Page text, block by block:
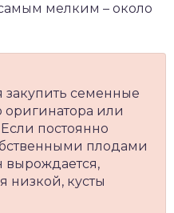
мелким – около
закупить семенные
оригинатора или
постоянно
плодами
вырождается,
низкой, кусты